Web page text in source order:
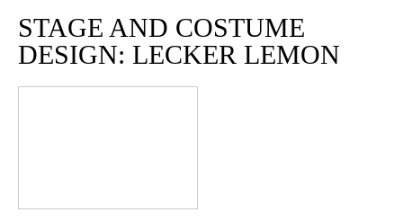
STAGE AND COSTUME
DESIGN: LECKER LEMON